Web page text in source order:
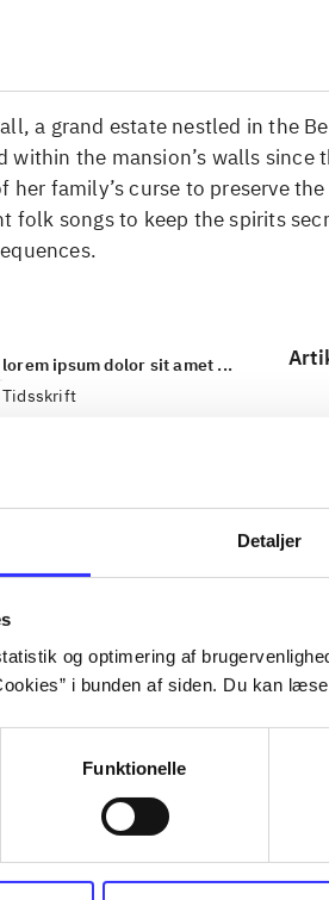
Detaljer
og optimering af
i bunden af siden. Du kan
Funktionelle
a grand estate nestled in the
within the mansion’s walls since
her family’s curse to preserve
folk songs to keep the spirits
lorem ipsum dolor sit amet ...
Tidsskrift